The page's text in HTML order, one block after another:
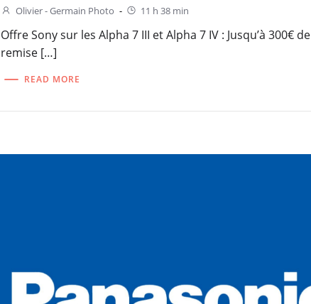
Olivier - Germain Photo - 11 h 38 min
Offre Sony sur les Alpha 7 III et Alpha 7 IV : Jusqu’à 300€ de
remise […]
READ MORE